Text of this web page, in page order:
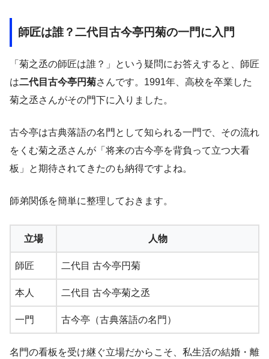
師匠は誰？二代目古今亭円菊の一門に入門
「菊之丞の師匠は誰？」という疑問にお答えすると、師匠
は二代目古今亭円菊さんです。1991年、高校を卒業した
菊之丞さんがその門下に入りました。
古今亭は古典落語の名門として知られる一門で、その流れ
をくむ菊之丞さんが「将来の古今亭を背負って立つ大看
板」と期待されてきたのも納得ですよね。
師弟関係を簡単に整理しておきます。
立場 人物
師匠 二代目 古今亭円菊
本人 二代目 古今亭菊之丞
一門 古今亭（古典落語の名門）
名門の看板を受け継ぐ立場だからこそ、私生活の結婚・離